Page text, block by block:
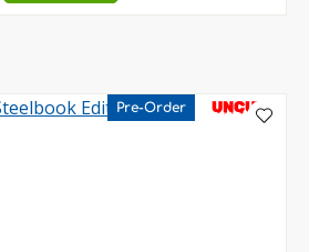
Pre-Order UNCUT